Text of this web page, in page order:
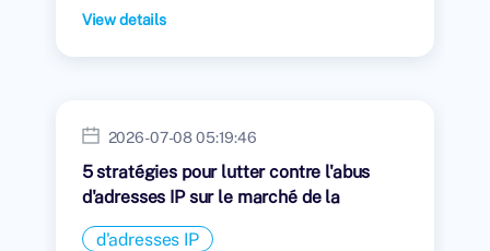
View details
2026-07-08 05:19:46
5 stratégies pour lutter contre l'abus
d'adresses IP sur le marché de la
location
d'adresses IP